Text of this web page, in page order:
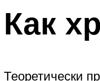
Как
Теоретически